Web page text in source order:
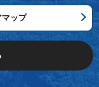
マップ